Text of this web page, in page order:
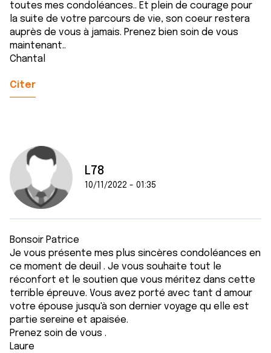
toutes mes condoléances.. Et plein de courage pour
la suite de votre parcours de vie, son coeur restera
auprès de vous à jamais. Prenez bien soin de vous
maintenant..
Chantal
Citer
L78
10/11/2022 - 01:35
Bonsoir Patrice
Je vous présente mes plus sincères condoléances en
ce moment de deuil . Je vous souhaite tout le
réconfort et le soutien que vous méritez dans cette
terrible épreuve. Vous avez porté avec tant d amour
votre épouse jusqu'à son dernier voyage qu elle est
partie sereine et apaisée.
Prenez soin de vous .
Laure